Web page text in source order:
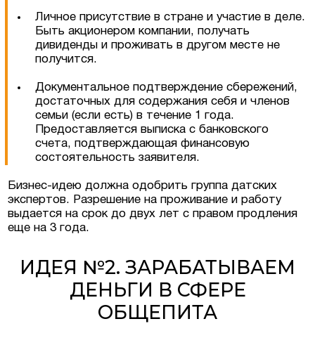
Личное присутствие в стране и участие в деле.
Быть акционером компании, получать
дивиденды и проживать в другом месте не
получится.
Документальное подтверждение сбережений,
достаточных для содержания себя и членов
семьи (если есть) в течение 1 года.
Предоставляется выписка с банковского
счета, подтверждающая финансовую
состоятельность заявителя.
Бизнес-идею должна одобрить группа датских
экспертов. Разрешение на проживание и работу
выдается на срок до двух лет с правом продления
еще на 3 года.
ИДЕЯ №2. ЗАРАБАТЫВАЕМ
ДЕНЬГИ В СФЕРЕ
ОБЩЕПИТА